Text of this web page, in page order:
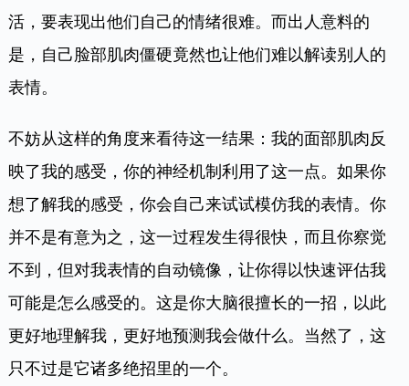
活，要表现出他们自己的情绪很难。而出人意料的
是，自己脸部肌肉僵硬竟然也让他们难以解读别人的
表情。
不妨从这样的角度来看待这一结果：我的面部肌肉反
映了我的感受，你的神经机制利用了这一点。如果你
想了解我的感受，你会自己来试试模仿我的表情。你
并不是有意为之，这一过程发生得很快，而且你察觉
不到，但对我表情的自动镜像，让你得以快速评估我
可能是怎么感受的。这是你大脑很擅长的一招，以此
更好地理解我，更好地预测我会做什么。当然了，这
只不过是它诸多绝招里的一个。